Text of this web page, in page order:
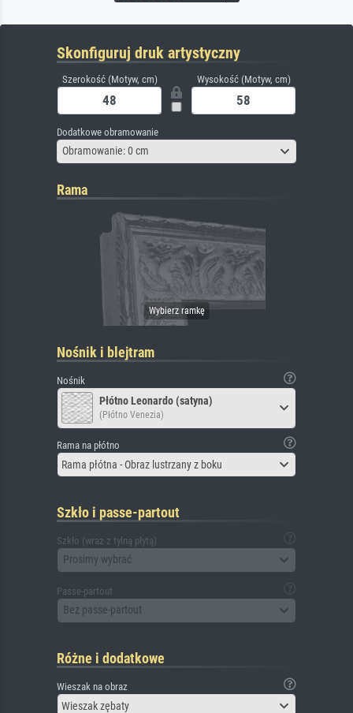
Skonfiguruj druk artystyczny
Szerokość (Motyw, cm) Wysokość (Motyw, cm)
Dodatkowe obramowanie
Obramowanie: 0 cm
Rama
Nośnik i blejtram
Nośnik
Płótno Leonardo (satyna)
(Płótno Venezia)
Rama na płótno
Rama płótna - Obraz lustrzany z boku
Szkło i passe-partout
Szkło (wraz z tylną płytą)
Prosimy wybrać
Passe-partout
Bez passe-partout
Różne i dodatkowe
Wieszak na obraz
Wieszak zębaty